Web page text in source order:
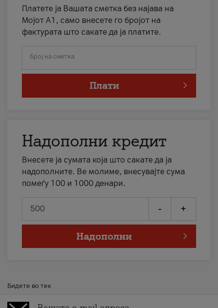
Платете ја Вашата сметка без најава на
Мојот А1, само внесете го бројот на
фактурата што сакате да ја платите.
Број на сметка
Плати
Надополни кредит
Внесете ја сумата која што сакате да ја
надополните. Ве молиме, внесувајте сума
помеѓу 100 и 1000 денари.
- +
Надополни
Бидете во тек